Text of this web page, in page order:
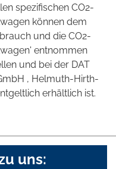
spezifischen CO2-
können dem
und die CO2-
entnommen
und bei der DAT
, Helmuth-Hirth-
erhältlich ist.
uns: